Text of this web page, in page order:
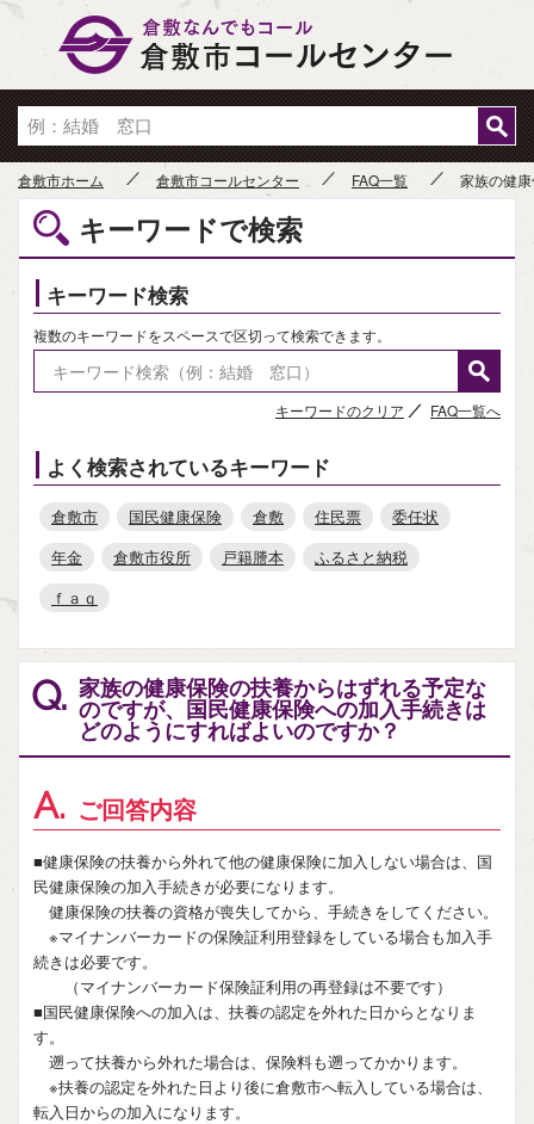
倉敷市ホーム 倉敷市コールセンター FAQ一覧 家族の健
キーワードで検索
キーワード検索
複数のキーワードをスペースで区切って検索できます。
キーワードのクリア FAQ一覧へ
よく検索されているキーワード
倉敷市 国民健康保険 倉敷 住民票
委任状
年金
倉敷市役所 戸籍謄本
ふるさと納税
ｆａｑ
Q. 家族の健康保険の扶養からはずれる予定な
のですが、国民健康保険への加入手続きは
どのようにすればよいのですか？
A. ご回答内容
■健康保険の扶養から外れて他の健康保険に加入しない場合は、国
民健康保険の加入手続きが必要になります。
健康保険の扶養の資格が喪失してから、手続きをしてください。
※マイナンバーカードの保険証利用登録をしている場合も加入手
続きは必要です。
（マイナンバーカード保険証利用の再登録は不要です）
■国民健康保険への加入は、扶養の認定を外れた日からとなりま
す。
遡って扶養から外れた場合は、保険料も遡ってかかります。
※扶養の認定を外れた日より後に倉敷市へ転入している場合は、
転入日からの加入になります。